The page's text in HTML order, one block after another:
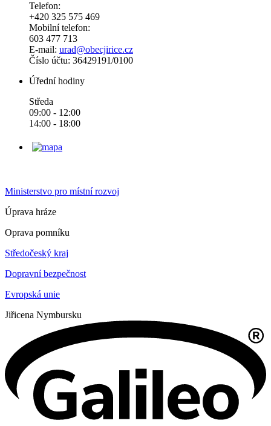
Telefon:
+420 325 575 469
Mobilní telefon:
603 477 713
E-mail: urad@obecjirice.cz
Číslo účtu: 36429191/0100
Úřední hodiny
Středa
09:00 - 12:00
14:00 - 18:00
Ministerstvo pro místní rozvoj
Úprava hráze
Oprava pomníku
Středočeský kraj
Dopravní bezpečnost
Evropská unie
Jiřicena Nymbursku